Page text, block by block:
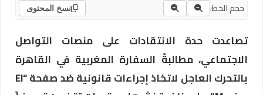
حجم الخط: نسخ المحتوى
تصاعدت حدة الانتقادات على منصات التواصل
الاجتماعي، مطالبةً السفارة المغربية في القاهرة
بالتحرك العاجل لاتخاذ إجراءات قانونية ضد صفحة “El